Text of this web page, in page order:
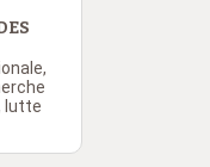
lutte